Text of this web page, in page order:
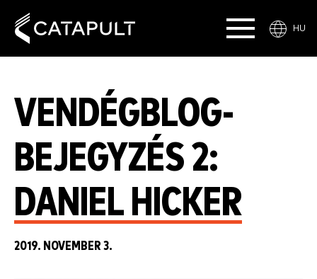
HU
VENDÉGBLOG-
BEJEGYZÉS 2:
DANIEL HICKER
2019. NOVEMBER 3.